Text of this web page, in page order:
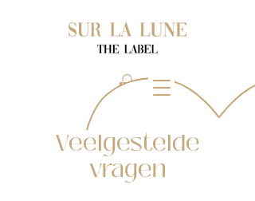
Veelgestelde
vragen